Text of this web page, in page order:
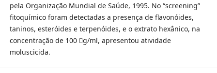
pela Organização Mundial de Saúde, 1995. No “screening”
fitoquímico foram detectadas a presença de flavonóides,
taninos, esteróides e terpenóides, e o extrato hexânico, na
concentração de 100 g/ml, apresentou atividade
moluscicida.